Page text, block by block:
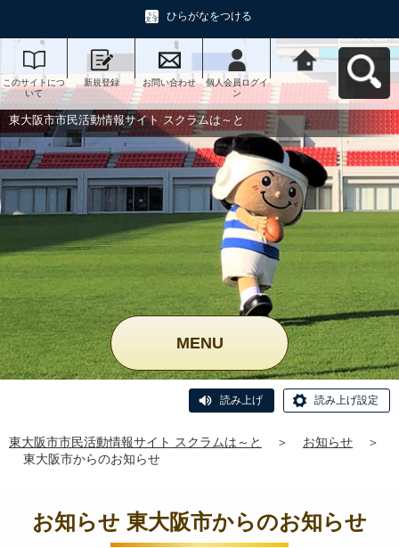
ひらがなをつける
このサイトにつ
いて
新規登録 お問い合わせ
個人会員ログイ
ン
東大阪市市民活
動情報サイト ス
クラムは～とへ
戻る
東大阪市市民活動情報サイト スクラムは～と
MENU
読み上げ 読み上げ設定
東大阪市市民活動情報サイト スクラムは～と ＞ お知らせ
＞
東大阪市からのお知らせ
お知らせ 東大阪市からのお知らせ